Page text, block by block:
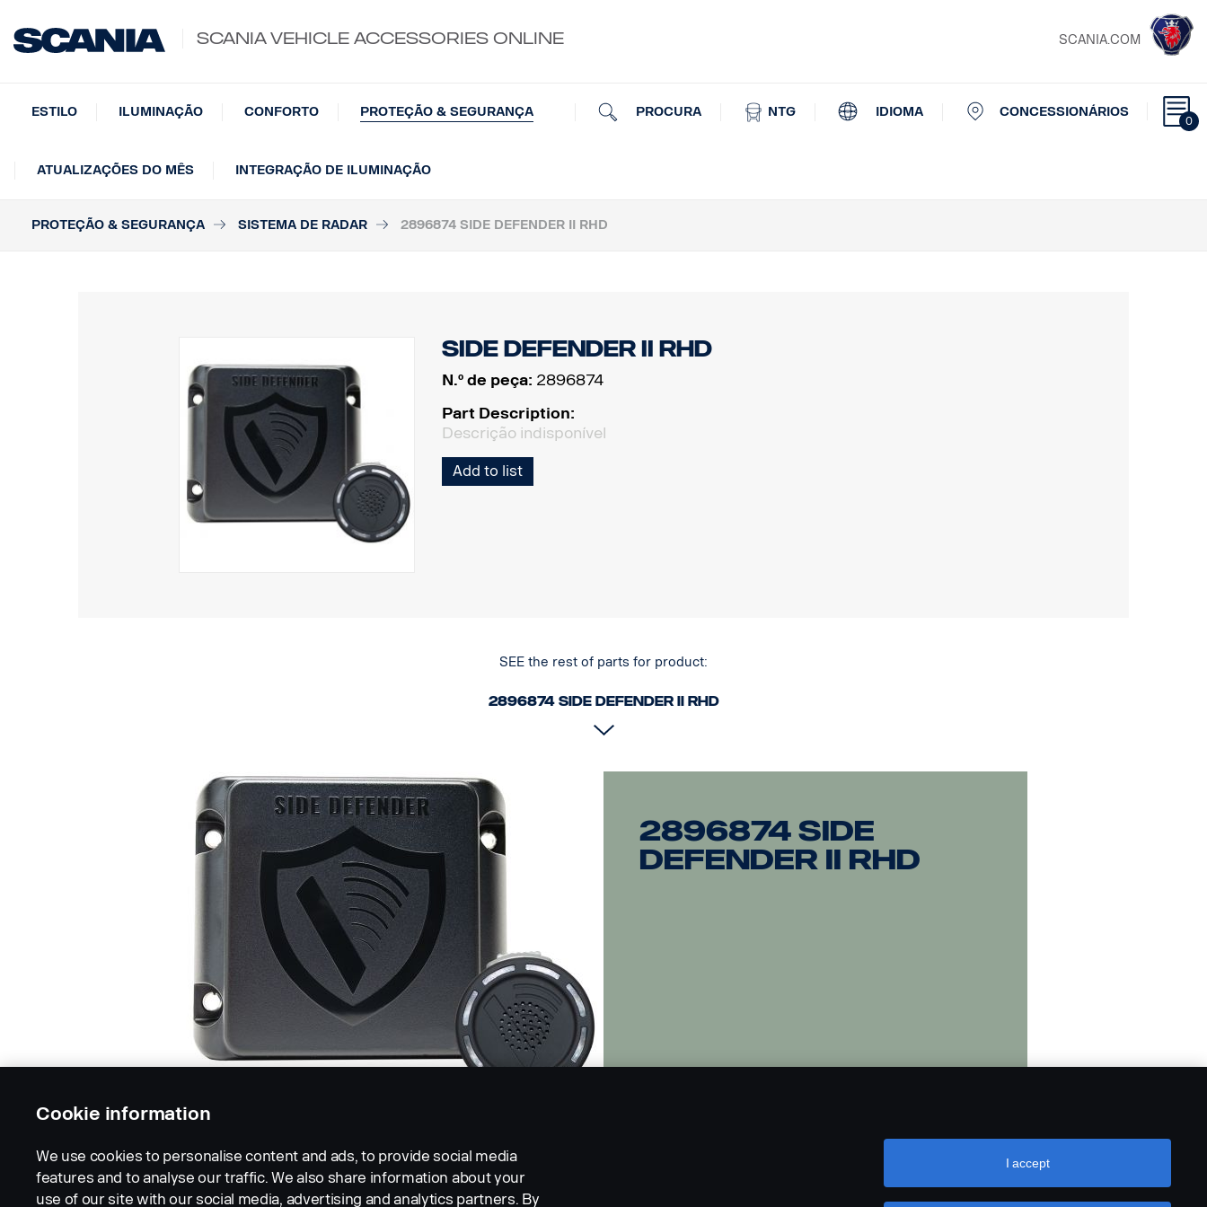
SCANIA VEHICLE ACCESSORIES ONLINE SCANIA.COM
0
PROCURA NTG IDIOMA CONCESSIONÁRIOS
ESTILO ILUMINAÇÃO CONFORTO PROTEÇÃO & SEGURANÇA
ATUALIZAÇÕES DO MÊS INTEGRAÇÃO DE ILUMINAÇÃO
PROTEÇÃO & SEGURANÇA SISTEMA DE RADAR 2896874 SIDE DEFENDER II RHD
Side Defender II RHD
N.º de peça: 2896874
Part Description:
Descrição indisponível
Add to list
SEE the rest of parts for product:
2896874 Side Defender II RHD
2896874 Side
Defender II RHD
Cookie information
We use cookies to personalise content and ads, to provide social media
features and to analyse our traffic. We also share information about your
use of our site with our social media, advertising and analytics partners. By
I accept